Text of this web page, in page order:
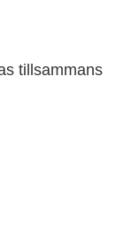
tillsammans